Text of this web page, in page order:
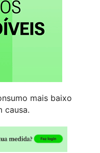
mais baixo
causa.